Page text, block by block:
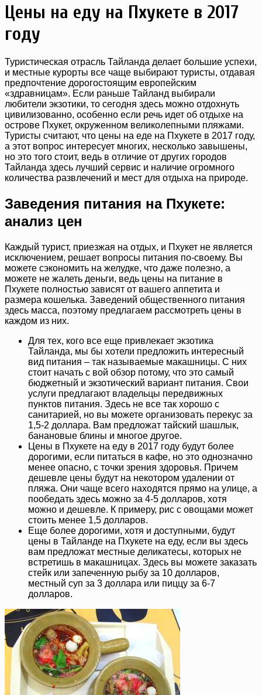
Цены на еду на Пхукете в 2017
году
Туристическая отрасль Тайланда делает большие успехи,
и местные курорты все чаще выбирают туристы, отдавая
предпочтение дорогостоящим европейским
«здравницам». Если раньше Тайланд выбирали
любители экзотики, то сегодня здесь можно отдохнуть
цивилизованно, особенно если речь идет об отдыхе на
острове Пхукет, окруженном великолепными пляжами.
Туристы считают, что цены на еде на Пхукете в 2017 году,
а этот вопрос интересует многих, несколько завышены,
но это того стоит, ведь в отличие от других городов
Тайланда здесь лучший сервис и наличие огромного
количества развлечений и мест для отдыха на природе.
Заведения питания на Пхукете:
анализ цен
Каждый турист, приезжая на отдых, и Пхукет не является
исключением, решает вопросы питания по-своему. Вы
можете сэкономить на желудке, что даже полезно, а
можете не жалеть деньги, ведь цены на питание в
Пхукете полностью зависят от вашего аппетита и
размера кошелька. Заведений общественного питания
здесь масса, поэтому предлагаем рассмотреть цены в
каждом из них.
Для тех, кого все еще привлекает экзотика
Тайланда, мы бы хотели предложить интересный
вид питания – так называемые макашницы. С них
стоит начать с вой обзор потому, что это самый
бюджетный и экзотический вариант питания. Свои
услуги предлагают владельцы передвижных
пунктов питания. Здесь не все так хорошо с
санитарией, но вы можете организовать перекус за
1,5-2 доллара. Вам предложат тайский шашлык,
банановые блины и многое другое.
Цены в Пхукете на еду в 2017 году будут более
дорогими, если питаться в кафе, но это однозначно
менее опасно, с точки зрения здоровья. Причем
дешевле цены будут на некотором удалении от
пляжа. Они чаще всего находятся прямо на улице, а
пообедать здесь можно за 4-5 долларов, хотя
можно и дешевле. К примеру, рис с овощами может
стоить менее 1,5 долларов.
Еще более дорогими, хотя и доступными, будут
цены в Тайланде на Пхукете на еду, если вы здесь
вам предложат местные деликатесы, которых не
встретишь в макашницах. Здесь вы можете заказать
стейк или запеченную рыбу за 10 долларов,
местный суп за 3 доллара или пиццу за 6-7
долларов.